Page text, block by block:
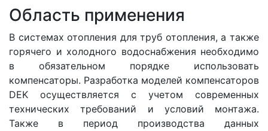
Область применения
В системах отопления для труб отопления, а также
горячего и холодного водоснабжения необходимо
в обязательном порядке использовать
компенсаторы. Разработка моделей компенсаторов
DEK осуществляется с учетом современных
технических требований и условий монтажа.
Также в период производства данных